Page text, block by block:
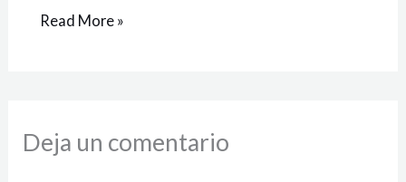
Read More »
Deja un comentario